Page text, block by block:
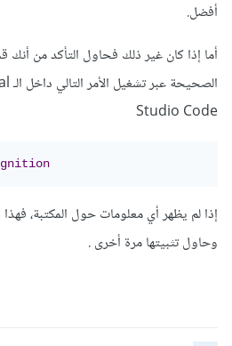
أفضل.
أما إذا كان غير ذلك فحاول التأكد من أنك
Studio Code
إذا لم يظهر أي معلومات حول المكتبة، فهذا
وحاول تثبيتها مرة أخرى .